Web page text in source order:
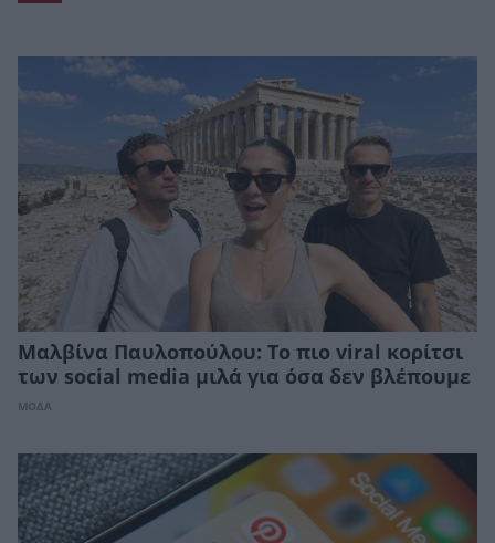
Μαλβίνα Παυλοπούλου: Το πιο viral κορίτσι
των social media μιλά για όσα δεν βλέπουμε
ΜΟΔΑ